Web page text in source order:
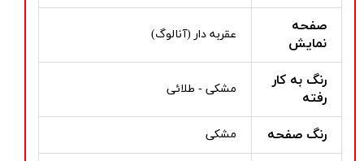
صفحه
نمایش
عقربه دار (آنالوگ)
رنگ به کار
رفته
مشکی - طلائی
رنگ صفحه مشکی